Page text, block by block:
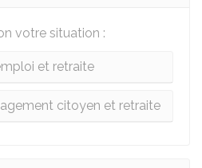
votre situation :
et retraite
citoyen et retraite